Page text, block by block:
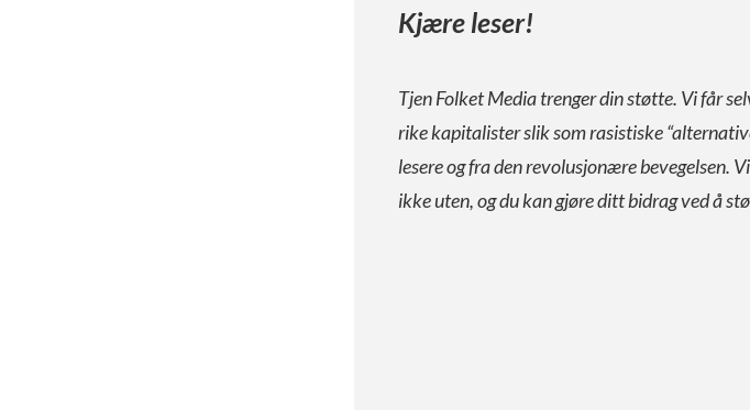
Kjære leser!
Tjen Folket Media trenger din støtte. Vi får
rike kapitalister slik som rasistiske
lesere og fra den revolusjonære bevegelsen.
ikke uten, og du kan gjøre ditt bidrag ved å